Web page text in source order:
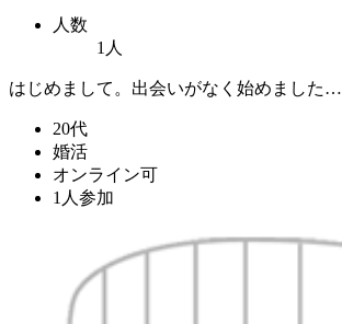
人数
1人
はじめまして。出会いがなく始めました…
20代
婚活
オンライン可
1人参加